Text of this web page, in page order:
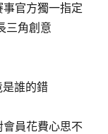
官方獨一指定
三角創意
誰的錯
會員花費心思不